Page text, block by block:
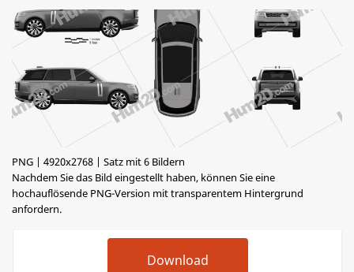
PNG | 4920x2768 | Satz mit 6 Bildern
Nachdem Sie das Bild eingestellt haben, können Sie eine
hochauflösende PNG-Version mit transparentem Hintergrund
anfordern.